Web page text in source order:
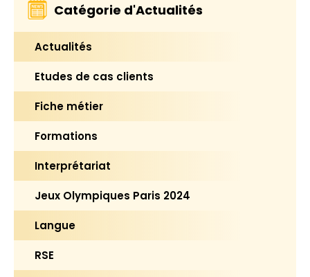
Catégorie d'Actualités
Actualités
Etudes de cas clients
Fiche métier
Formations
Interprétariat
Jeux Olympiques Paris 2024
Langue
RSE